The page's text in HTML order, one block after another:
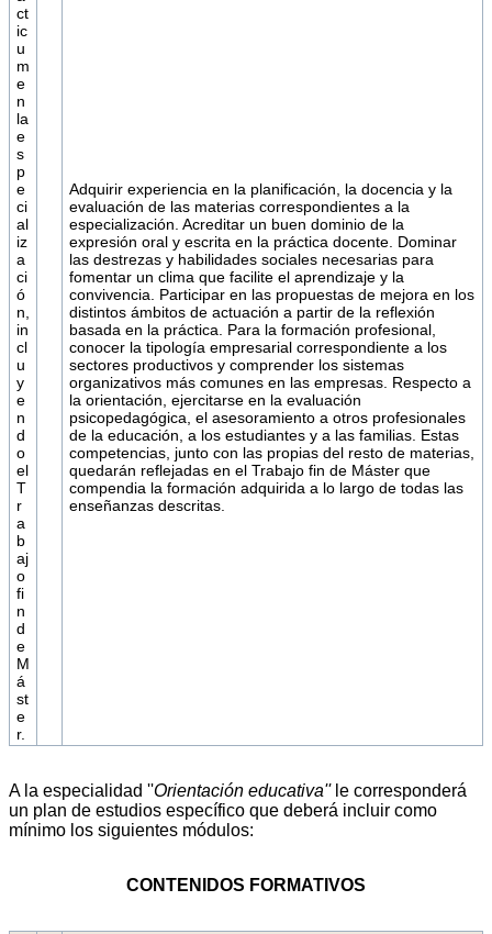
ct
ic
u
m
e
n
la
e
s
p
e
ci
al
iz
a
ci
ó
n,
in
cl
u
y
e
n
d
o
el
T
r
a
b
aj
o
fi
n
d
e
M
á
st
e
r.
Adquirir experiencia en la planificación, la docencia y la
evaluación de las materias correspondientes a la
especialización. Acreditar un buen dominio de la
expresión oral y escrita en la práctica docente. Dominar
las destrezas y habilidades sociales necesarias para
fomentar un clima que facilite el aprendizaje y la
convivencia. Participar en las propuestas de mejora en los
distintos ámbitos de actuación a partir de la reflexión
basada en la práctica. Para la formación profesional,
conocer la tipología empresarial correspondiente a los
sectores productivos y comprender los sistemas
organizativos más comunes en las empresas. Respecto a
la orientación, ejercitarse en la evaluación
psicopedagógica, el asesoramiento a otros profesionales
de la educación, a los estudiantes y a las familias. Estas
competencias, junto con las propias del resto de materias,
quedarán reflejadas en el Trabajo fin de Máster que
compendia la formación adquirida a lo largo de todas las
enseñanzas descritas.
A la especialidad ''Orientación educativa''le corresponderá
un plan de estudios específico que deberá incluir como
mínimo los siguientes módulos:
CONTENIDOS FORMATIVOS